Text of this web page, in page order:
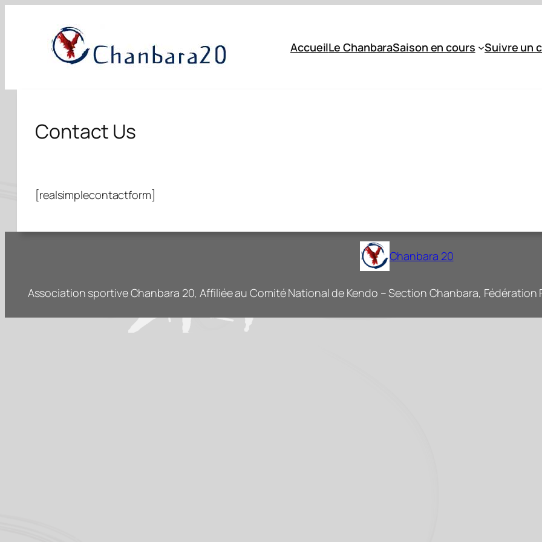
contenu
AccueilLe ChanbaraSaison en cours Suivre un
Contact Us
[realsimplecontactform]
Chanbara 20
Association sportive Chanbara 20, Affiliée au Comité National de Kendo – Section Chanbara,